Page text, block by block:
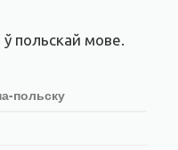
ў польскай мове.
польску